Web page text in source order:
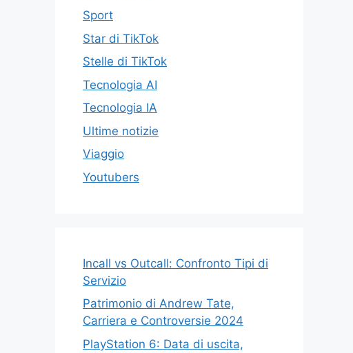
Sport
Star di TikTok
Stelle di TikTok
Tecnologia AI
Tecnologia IA
Ultime notizie
Viaggio
Youtubers
Incall vs Outcall: Confronto Tipi di
Servizio
Patrimonio di Andrew Tate,
Carriera e Controversie 2024
PlayStation 6: Data di uscita,